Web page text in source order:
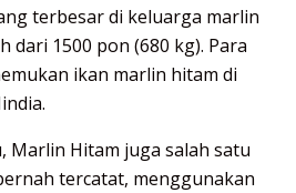
terbesar di keluarga marlin
dari 1500 pon (680 kg). Para
ikan marlin hitam di
Marlin Hitam juga salah satu
tercatat, menggunakan